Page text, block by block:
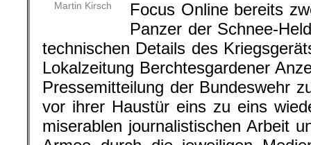
Martin Kirsch
Focus Online bereits
Panzer der Schnee-
technischen Details des
Lokalzeitung Berchtesgardener
Pressemitteilung der Bundeswehr
vor ihrer Haustür eins zu eins
miserablen journalistischen Arbeit